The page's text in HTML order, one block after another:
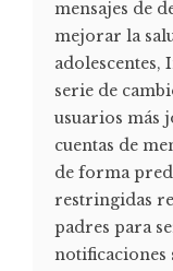
mensajes de
mejorar la
adolescentes,
serie de
usuarios más
cuentas de
de forma
restringidas
padres para
notificaciones